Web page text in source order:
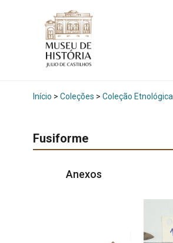
Início > Coleções > Coleção Etnológica
Fusiforme
Anexos